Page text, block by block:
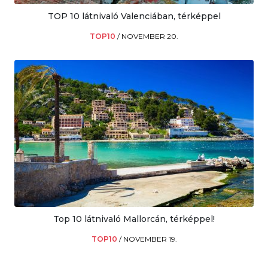
TOP 10 látnivaló Valenciában, térképpel
TOP10 / NOVEMBER 20.
Top 10 látnivaló Mallorcán, térképpel!
TOP10 / NOVEMBER 19.